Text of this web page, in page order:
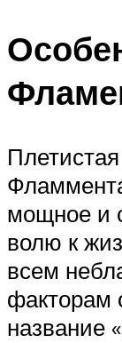
мощное и
волю к
всем
факторам
название